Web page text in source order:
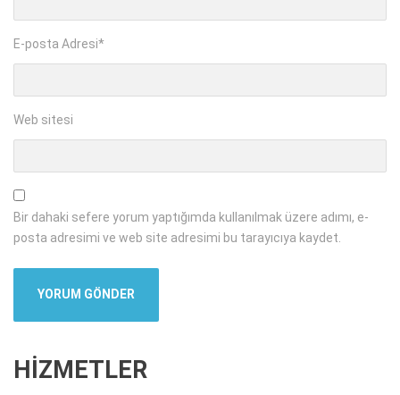
E-posta Adresi*
Web sitesi
Bir dahaki sefere yorum yaptığımda kullanılmak üzere adımı, e-
posta adresimi ve web site adresimi bu tarayıcıya kaydet.
HİZMETLER